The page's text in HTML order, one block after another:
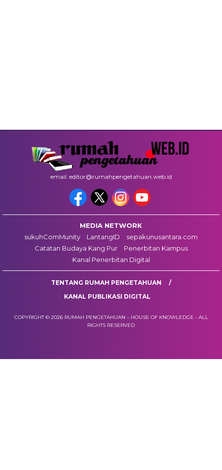
email: editor@rumahpengetahuan.web.id
MEDIA NETWORK
sukuhComMunity
LantangID
sepakunusantara.com
Catatan Budaya Kang Pur
Penerbitan Kampus
Kanal Penerbitan Digital
TENTANG RUMAH PENGETAHUAN
KANAL PUBLIKASI DIGITAL
COPYRIGHT © 2026 RUMAH PENGETAHUAN – HOUSE OF KNOWLEDGE - ALL
RIGHTS RESERVED